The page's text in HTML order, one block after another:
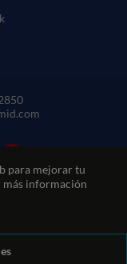
para mejorar tu
más información
de uso del sitio web